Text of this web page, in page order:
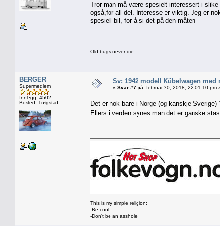
Tror man må være spesielt interessert i
også,for all del. Interesse er viktig. Jeg er
spesiell bil, for å si det på den måten
Old bugs never die
BERGER
Supermedlem
Innlegg: 4502
Bosted: Trøgstad
Sv: 1942 modell Kübelwagen
« Svar #7 på: februar 20, 2018, 22:01:10 pm
Det er nok bare i Norge (og kanskje
Ellers i verden synes man det er ganske
This is my simple religion:
-Be cool
-Don't be an asshole